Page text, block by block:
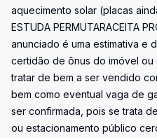
aquecimento solar (placas
ESTUDA PERMUTARACEITA
anunciado é uma estimativa e
certidão de ônus do imóvel
tratar de bem a ser vendido
bem como eventual vaga de
ser confirmada, pois se trata
ou estacionamento público